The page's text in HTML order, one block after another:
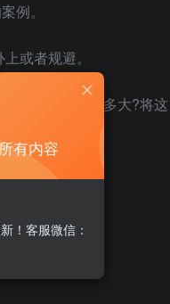
例。
或者规避。
，市场前景有多大?将这
有内容
！客服微信：